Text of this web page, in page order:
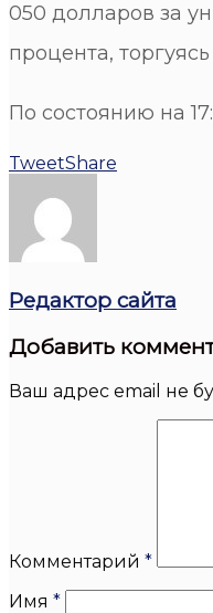
050 долларов за
процента,
По состоянию на
TweetShare
Редактор сайта
Добавить
Ваш адрес email не
Комментарий *
Имя *